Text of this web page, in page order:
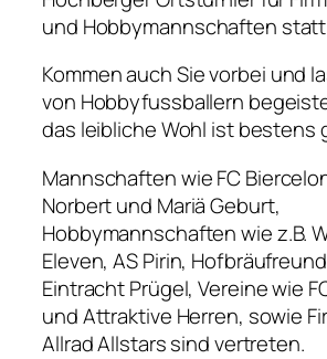
und Hobbymannschaften
Kommen auch Sie vorbei und
von Hobbyfussballern
das leibliche Wohl ist bestens
Mannschaften wie FC
Norbert und Mariä Geburt,
Hobbymannschaften wie z.B.
Eleven, AS Pirin,
Eintracht Prügel, Vereine wie
und Attraktive Herren, sowie
Allrad Allstars sind vertreten.